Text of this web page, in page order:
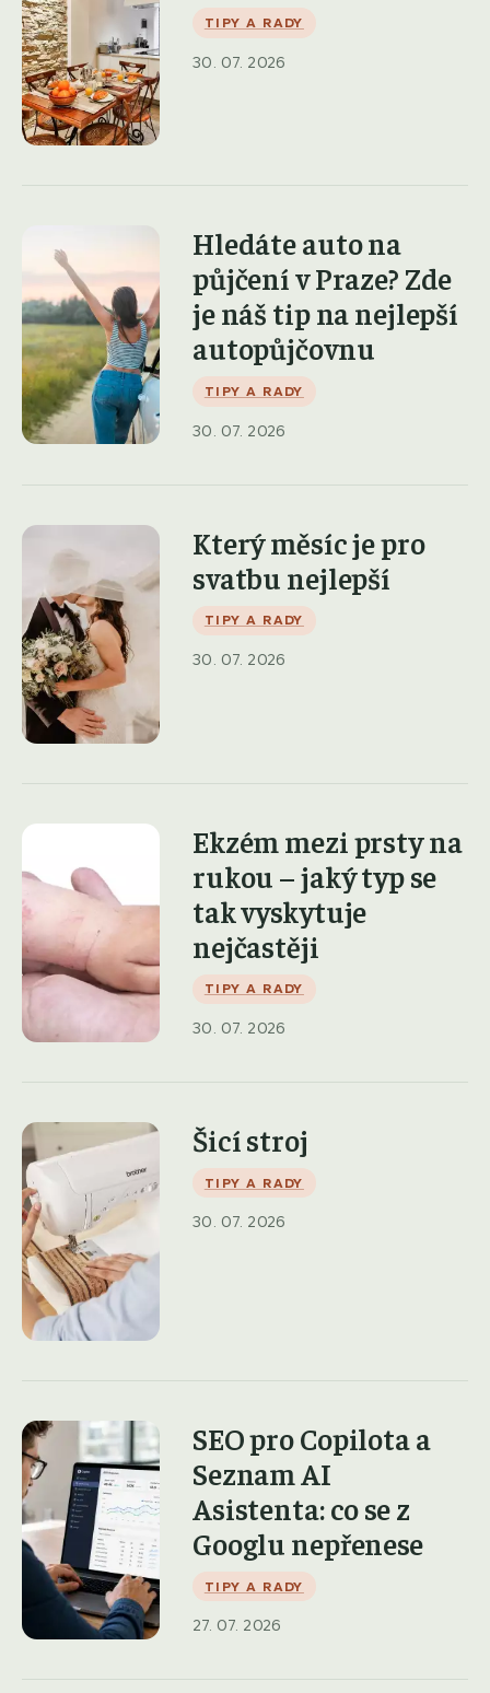
TIPY A RADY
30. 07. 2026
Hledáte auto na
půjčení v Praze? Zde
je náš tip na nejlepší
autopůjčovnu
TIPY A RADY
30. 07. 2026
Který měsíc je pro
svatbu nejlepší
TIPY A RADY
30. 07. 2026
Ekzém mezi prsty na
rukou – jaký typ se
tak vyskytuje
nejčastěji
TIPY A RADY
30. 07. 2026
Šicí stroj
TIPY A RADY
30. 07. 2026
SEO pro Copilota a
Seznam AI
Asistenta: co se z
Googlu nepřenese
TIPY A RADY
27. 07. 2026